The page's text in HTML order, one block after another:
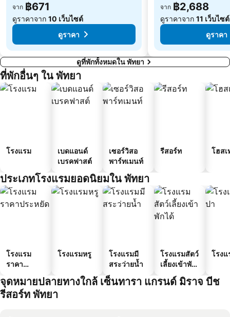
จาก ฿671
ดูราคาจาก 10 เว็บไซต์
ดูราคา
จาก ฿2,688
ดูราคาจาก 11 เว็บไซต์
ดูราคา
ดูที่พักทั้งหมดใน พัทยา
ที่พักอื่นๆ ใน พัทยา
โรงแรม
เบดแอนด์
เบรคฟาสต์
เซอร์วิสอ
พาร์ทเมนท์
รีสอร์ท โฮสเ
ประเภทโรงแรมยอดนิยมใน พัทยา
โรงแรม
ราคา
โรงแรมหรู
โรงแรมมี
สระว่ายน้ำ
โรงแรมสัตว์
เลี้ยงเข้าพัก
โรง
จุดหมายปลายทางใกล้ เซ็นทารา แกรนด์ มิราจ บีช
รีสอร์ท พัทยา